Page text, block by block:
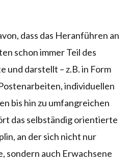
dass das Heranführen an
schon immer Teil des
und darstellt – z.B. in Form
individuellen
bis hin zu umfangreichen
das selbständig orientierte
an der sich nicht nur
sondern auch Erwachsene